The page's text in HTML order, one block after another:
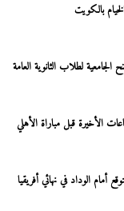
بالكويت
الجامعية لطلاب الثانوية العامة
الأخيرة قبل مباراة الأهلي
أمام الوداد في نهائي أفريقيا